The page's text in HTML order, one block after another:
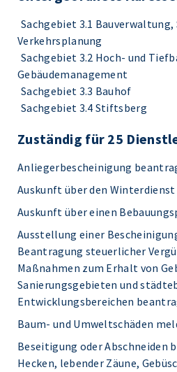
Sachgebiet 3.1
Verkehrsplanung
Sachgebiet 3.2 Hoch- und
Gebäudemanagement
Sachgebiet 3.3 Bauhof
Sachgebiet 3.4 Stiftsberg
Zuständig für 25
Anliegerbescheinigung
Auskunft über den
Auskunft über einen
Ausstellung einer
Beantragung steuerlicher
Maßnahmen zum Erhalt von
Sanierungsgebieten und
Entwicklungsbereichen
Baum- und Umweltschäden
Beseitigung oder Abschneiden
Hecken, lebender Zäune,